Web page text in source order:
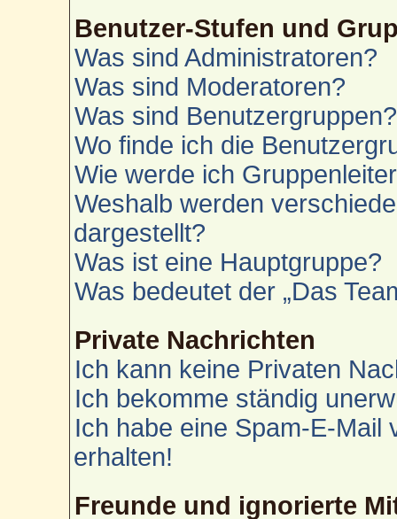
Benutzer-Stufen und
Was sind Administratoren?
Was sind Moderatoren?
Was sind Benutzergruppen?
Wo finde ich die
Wie werde ich
Weshalb werden
dargestellt?
Was ist eine Hauptgruppe?
Was bedeutet der „Das
Private Nachrichten
Ich kann keine Privaten
Ich bekomme ständig
Ich habe eine Spam-E-Mail
erhalten!
Freunde und ignorierte